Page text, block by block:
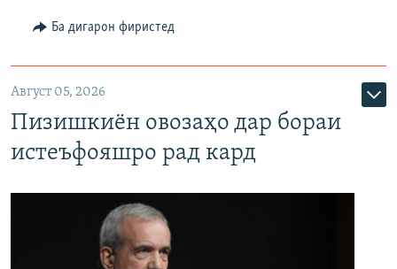
Ба дигарон фиристед
Август 05, 2026
Пизишкиён овозаҳо дар бораи
истеъфояшро рад кард